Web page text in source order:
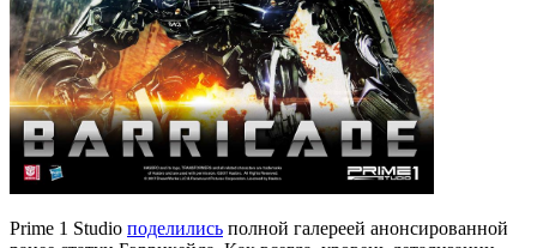
Prime 1 Studio поделились полной галереей анонсированной